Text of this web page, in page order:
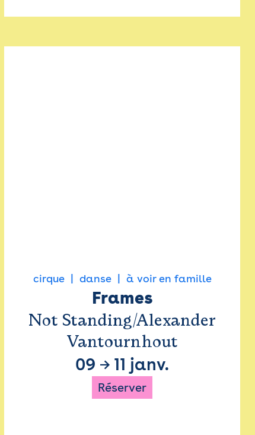
cirque danse à voir en famille
Frames
Not Standing/Alexander
Vantournhout
09 → 11 janv.
Réserver